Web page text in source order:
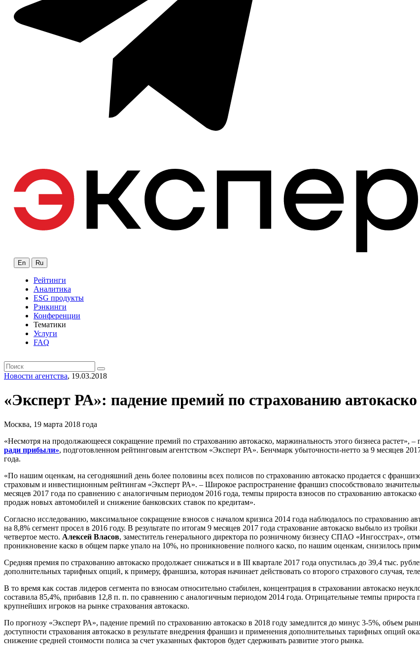
En Ru
Рейтинги
Аналитика
ESG продукты
Рэнкинги
Конференции
Тематики
Услуги
FAQ
Новости агентства, 19.03.2018
«Эксперт РА»: падение премий по страхованию автокаско
Москва, 19 марта 2018 года
«Несмотря на продолжающееся сокращение премий по страхованию автокаско, маржинальность этого бизнеса растет», –
ради прибыли», подготовленном рейтинговым агентством «Эксперт РА». Бенчмарк убыточности-нетто за 9 месяцев
года.
«По нашим оценкам, на сегодняшний день более половины всех полисов по страхованию автокаско продается с
страховым и инвестиционным рейтингам «Эксперт РА». – Широкое распространение франшиз способствовало
месяцев 2017 года по сравнению с аналогичным периодом 2016 года, темпы прироста взносов по страхованию
продаж новых автомобилей и снижение банковских ставок по кредитам».
Согласно исследованию, максимальное сокращение взносов с началом кризиса 2014 года наблюдалось по страхованию
на 8,8% сегмент просел в 2016 году. В результате по итогам 9 месяцев 2017 года страхование автокаско выбыло из
четвертое место. Алексей Власов, заместитель генерального директора по розничному бизнесу СПАО «Ингосстрах»,
проникновение каско в общем парке упало на 10%, но проникновение полного каско, по нашим оценкам, снизилось
Средняя премия по страхованию автокаско продолжает снижаться и в III квартале 2017 года опустилась до 39,4 тыс.
дополнительных тарифных опций, к примеру, франшиза, которая начинает действовать со второго страхового случая,
В то время как состав лидеров сегмента по взносам относительно стабилен, концентрация в страховании автокаско
составила 85,4%, прибавив 12,8 п. п. по сравнению с аналогичным периодом 2014 года. Отрицательные темпы
крупнейших игроков на рынке страхования автокаско.
По прогнозу «Эксперт РА», падение премий по страхованию автокаско в 2018 году замедлится до минус 3-5%, объем
доступности страхования автокаско в результате внедрения франшиз и применения дополнительных тарифных опций
снижение средней стоимости полиса за счет указанных факторов будет сдерживать развитие этого рынка.